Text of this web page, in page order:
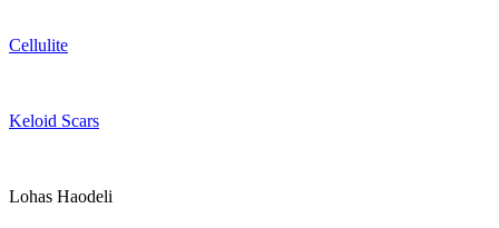
Cellulite
Keloid Scars
Lohas Haodeli